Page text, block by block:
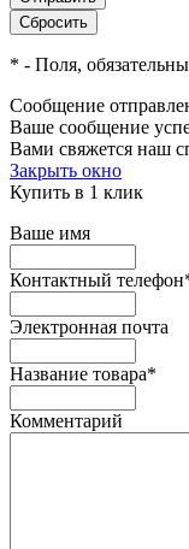
* - Поля,
Сообщение
Ваше сообщение
Вами свяжется наш
Закрыть окно
Купить в 1 клик
Ваше имя
Контактный телефон
Электронная почта
Название товара*
Комментарий